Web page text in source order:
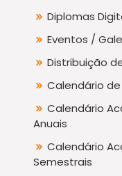
Diplomas
Eventos /
Distribuição
Calendário de
Calendário
Anuais
Calendário
Semestrais